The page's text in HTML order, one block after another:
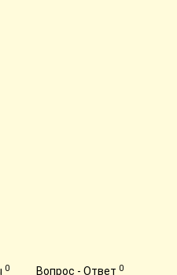
0 Вопрос - Ответ 0